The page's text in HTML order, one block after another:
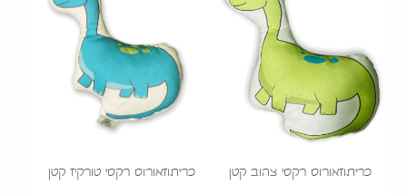
כריתוזאורוס רקסי צהוב קטן כריתוזאורוס רקסי טורקיז קטן